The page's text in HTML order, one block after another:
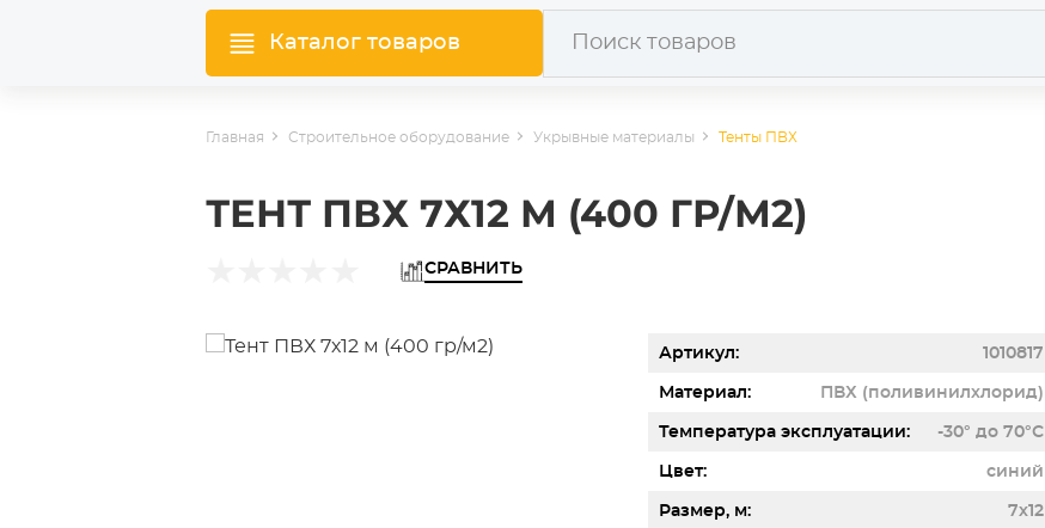
Каталог товаров
Главная Строительное оборудование Укрывные материалы Тенты ПВХ
ТЕНТ ПВХ 7Х12 М (400 ГР/М2)
СРАВНИТЬ
Артикул 1010817
Материал ПВХ (поливинилхлорид)
Температура эксплуатации -30° до 70°С
Цвет синий
Размер, м 7х12